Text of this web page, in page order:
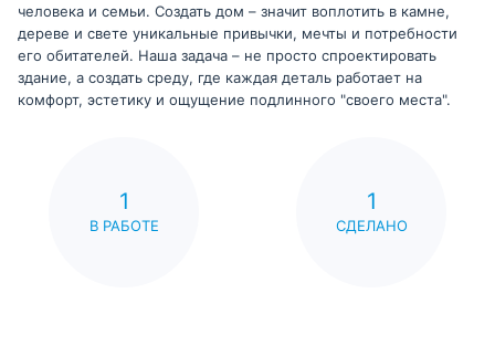
человека и семьи. Создать дом – значит воплотить в камне,
дереве и свете уникальные привычки, мечты и потребности
его обитателей. Наша задача – не просто спроектировать
здание, а создать среду, где каждая деталь работает на
комфорт, эстетику и ощущение подлинного "своего места".
1
В РАБОТЕ
1
СДЕЛАНО